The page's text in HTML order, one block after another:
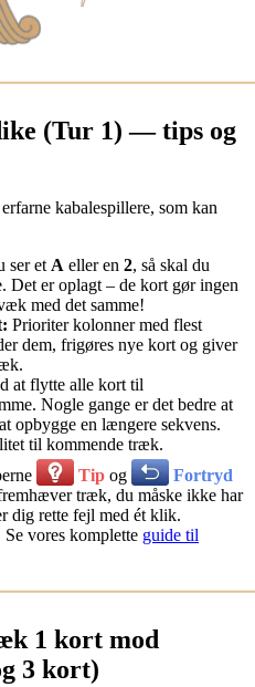
(Tur 1) — tips og
kabalespillere, som kan
ser et A eller en 2, så skal du
Det er oplagt – de kort gør ingen
med det samme!
Prioriter kolonner med flest
dem, frigøres nye kort og giver
at flytte alle kort til
Nogle gange er det bedre at
opbygge en længere sekvens.
til kommende træk.
Tip og
Fortryd
træk, du måske ikke har
dig rette fejl med ét klik.
Se vores komplette guide til
1 kort mod
3 kort)